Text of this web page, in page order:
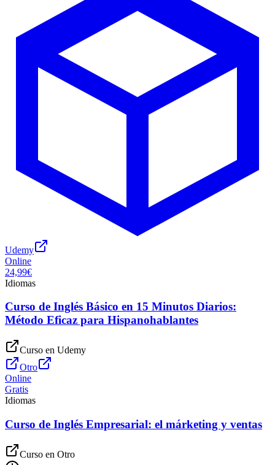
Udemy
Online
24,99€
Idiomas
Curso de Inglés Básico en 15 Minutos Diarios:
Método Eficaz para Hispanohablantes
Curso en Udemy
Otro
Online
Gratis
Idiomas
Curso de Inglés Empresarial: el márketing y ventas
Curso en Otro